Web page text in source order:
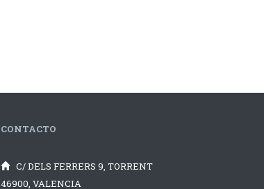
CONTACTO
C/ DELS FERRERS 9, TORRENT
46900, VALENCIA